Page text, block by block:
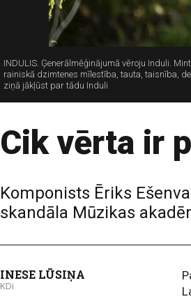
INDULIS. Ģenerālmēģinājumā vēroju Induli.
rainiskā dzimtenes mīlestība, tauta, taisnība,
ziņā jākļūst par tādu Induli
Cik vērta ir
Komponists Ēriks
skandāla Mūzikas
INESE LŪSIŅA
KDi